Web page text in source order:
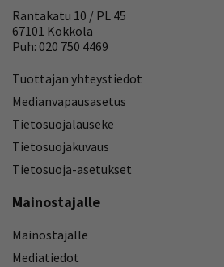
Rantakatu 10 / PL 45
67101 Kokkola
Puh: 020 750 4469
Tuottajan yhteystiedot
Medianvapausasetus
Tietosuojalauseke
Tietosuojakuvaus
Tietosuoja-asetukset
Mainostajalle
Mainostajalle
Mediatiedot